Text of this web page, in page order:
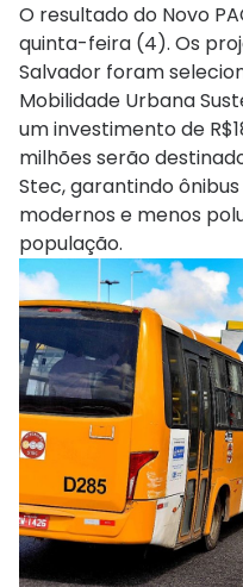
O resultado do Novo
quinta-feira (4). Os
Salvador foram
Mobilidade Urbana
um investimento de
milhões serão
Stec, garantindo
modernos e menos
população.